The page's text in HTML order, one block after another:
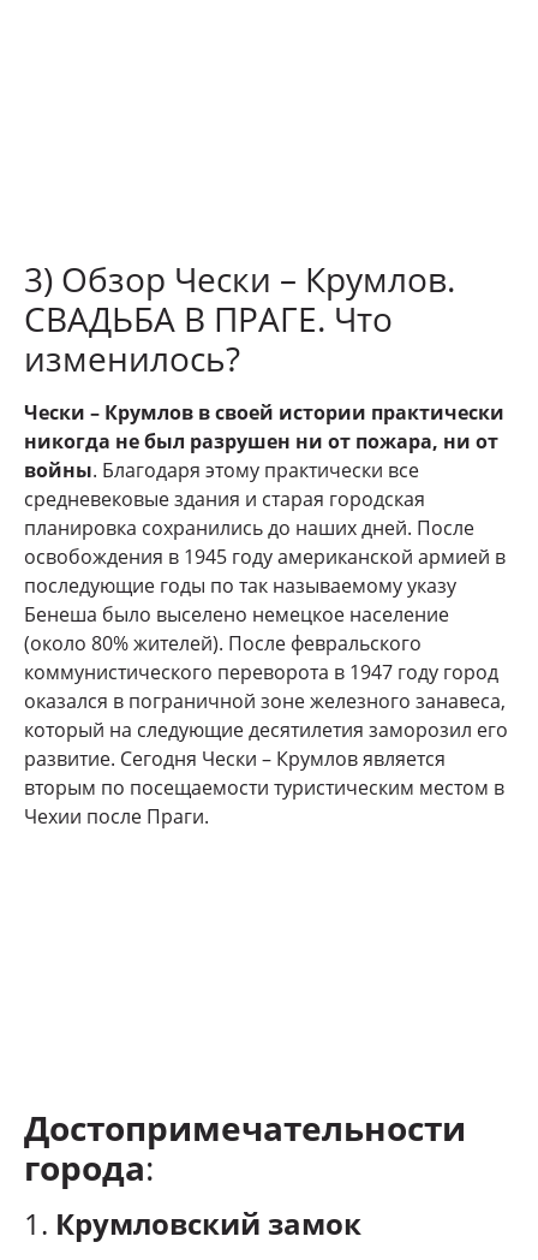
3) Обзор Чески – Крумлов.
СВАДЬБА В ПРАГЕ. Что
изменилось?
Чески – Крумлов в своей истории практически
никогда не был разрушен ни от пожара, ни от
войны. Благодаря этому практически все
средневековые здания и старая городская
планировка сохранились до наших дней. После
освобождения в 1945 году американской армией в
последующие годы по так называемому указу
Бенеша было выселено немецкое население
(около 80% жителей). После февральского
коммунистического переворота в 1947 году город
оказался в пограничной зоне железного занавеса,
который на следующие десятилетия заморозил его
развитие. Сегодня Чески – Крумлов является
вторым по посещаемости туристическим местом в
Чехии после Праги.
Достопримечательности
города:
1. Крумловский замок